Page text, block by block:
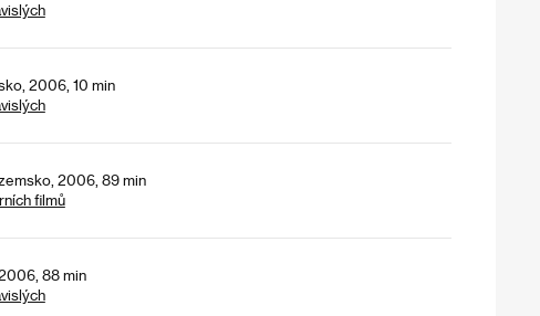
2006, 10 min
2006, 89 min
filmů
88 min